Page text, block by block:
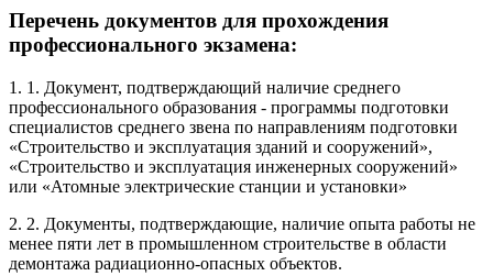
Перечень документов для прохождения
профессионального экзамена:
1. 1. Документ, подтверждающий наличие среднего
профессионального образования - программы подготовки
специалистов среднего звена по направлениям подготовки
«Строительство и эксплуатация зданий и сооружений»,
«Строительство и эксплуатация инженерных сооружений»
или «Атомные электрические станции и установки»
2. 2. Документы, подтверждающие, наличие опыта работы не
менее пяти лет в промышленном строительстве в области
демонтажа радиационно-опасных объектов.